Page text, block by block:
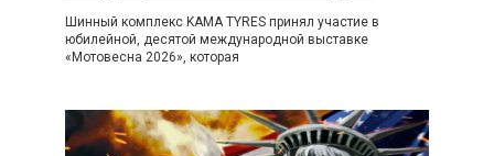
Шинный комплекс KAMA TYRES принял участие в
юбилейной, десятой международной выставке
«Мотовесна 2026», которая